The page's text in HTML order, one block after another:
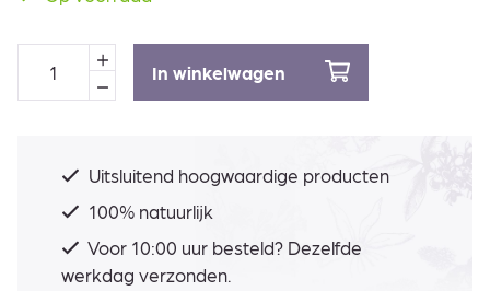
In winkelwagen
Uitsluitend hoogwaardige producten
100% natuurlijk
Voor 10:00 uur besteld? Dezelfde
werkdag verzonden.